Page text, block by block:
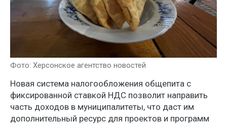
Фото: Херсонское агентство новостей
Новая система налогообложения общепита с
фиксированной ставкой НДС позволит направить
часть доходов в муниципалитеты, что даст им
дополнительный ресурс для проектов и программ